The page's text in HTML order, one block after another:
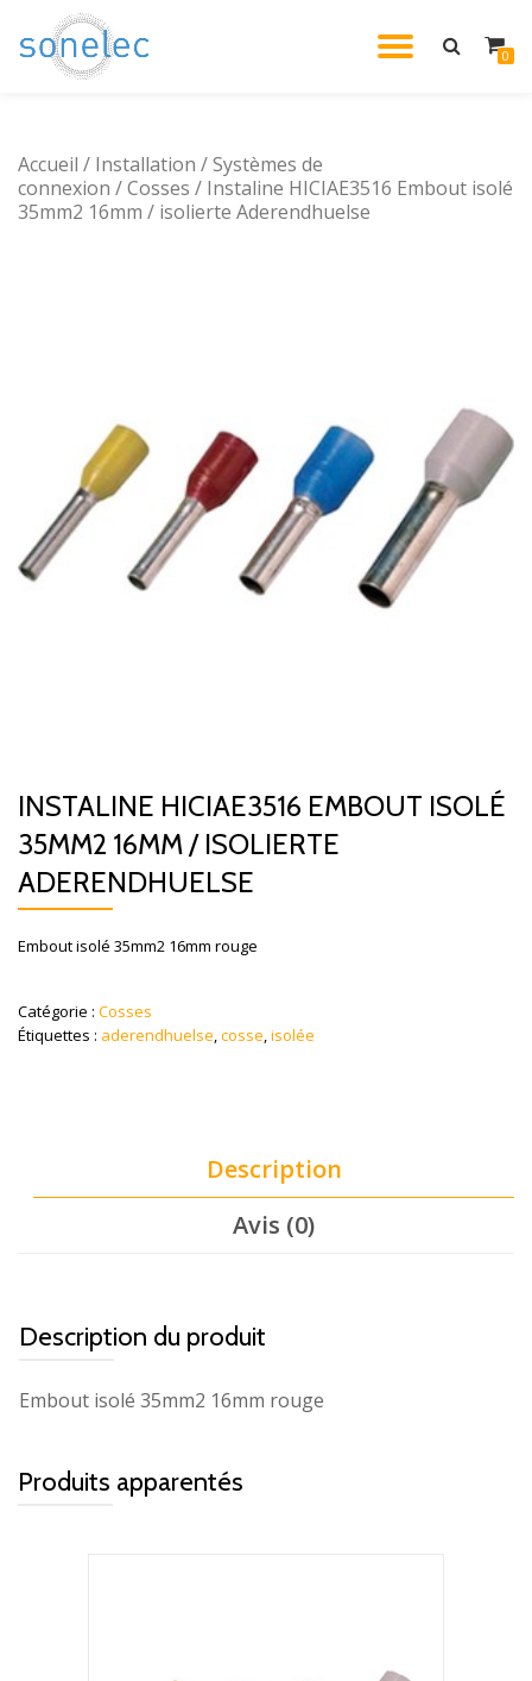
Aller
0
Accueil / Installation /Systèmes de
connexion /Cosses / Instaline HICIAE3516 Embout isolé
35mm2 16mm / isolierte Aderendhuelse
INSTALINE HICIAE3516 EMBOUT ISOLÉ
35MM2 16MM / ISOLIERTE
ADERENDHUELSE
Embout isolé 35mm2 16mm rouge
Catégorie : Cosses
Étiquettes : aderendhuelse,cosse,isolée
Description
Avis (0)
Description du produit
Embout isolé 35mm2 16mm rouge
Produits apparentés